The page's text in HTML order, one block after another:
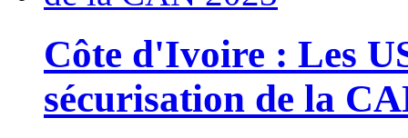
Côte d'Ivoire : Les
sécurisation de la